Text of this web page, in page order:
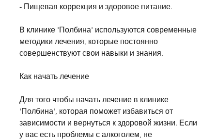
- Пищевая коррекция и здоровое питание.
В клинике 'Полбина' используются современные
методики лечения, которые постоянно
совершенствуют свои навыки и знания.
Как начать лечение
Для того чтобы начать лечение в клинике
'Полбина', которая поможет избавиться от
зависимости и вернуться к здоровой жизни. Если
у вас есть проблемы с алкоголем, не